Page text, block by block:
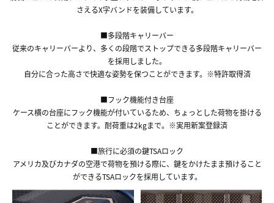
さえるX字バンドを装備しています。
■多段階キャリーバー
従来のキャリーバーより、多くの段階でストップできる多段階キャリーバー
を採用しました。
自分に合った高さで快適な姿勢を保つことができます。※特許取得済
■フック機能付き台座
ケース横の台座にフック機能が付いているため、ちょっとした荷物を掛ける
ことができます。耐荷重は2kgまで。※実用新案登録済
■旅行に必須の鍵TSAロック
アメリカ及びカナダの空港で荷物を預ける際に、鍵をかけたまま預けること
ができるTSAロックを採用しています。